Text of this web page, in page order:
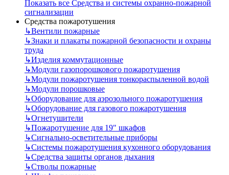
Показать все Средства и системы охранно-пожарной
сигнализации
Средства пожаротушения
↳Вентили пожарные
↳Знаки и плакаты пожарной безопасности и охраны
труда
↳Изделия коммутационные
↳Модули газопорошкового пожаротушения
↳Модули пожаротушения тонкораспыленной водой
↳Модули порошковые
↳Оборудование для аэрозольного пожаротушения
↳Оборудование для газового пожаротушения
↳Огнетушители
↳Пожаротушение для 19" шкафов
↳Сигнально-осветительные приборы
↳Системы пожаротушения кухонного оборудования
↳Средства защиты органов дыхания
↳Стволы пожарные